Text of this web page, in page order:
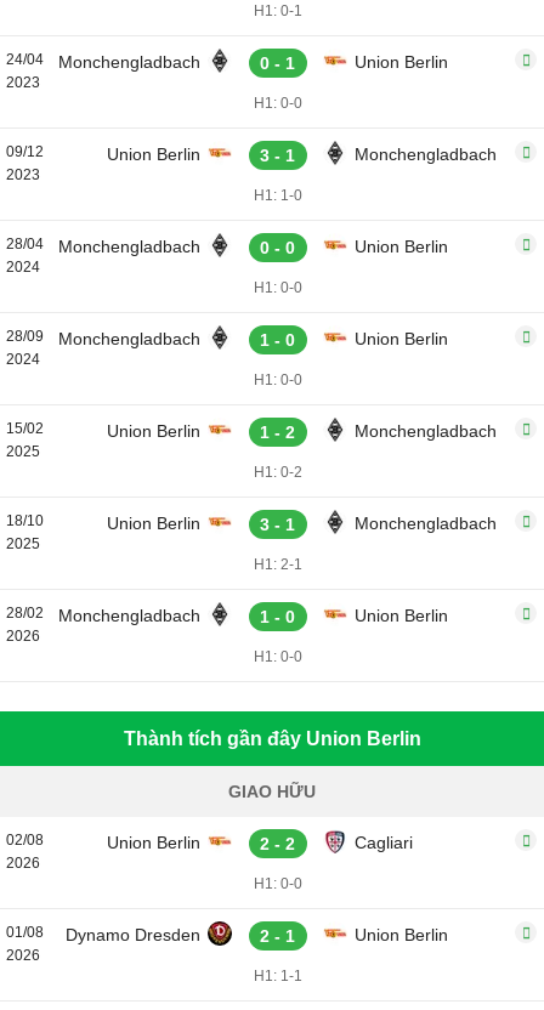
H1: 0-1
24/04
2023
Monchengladbach 0 - 1 Union Berlin
H1: 0-0
09/12
2023
Union Berlin 3 - 1 Monchengladbach
H1: 1-0
28/04
2024
Monchengladbach 0 - 0 Union Berlin
H1: 0-0
28/09
2024
Monchengladbach 1 - 0 Union Berlin
H1: 0-0
15/02
2025
Union Berlin 1 - 2 Monchengladbach
H1: 0-2
18/10
2025
Union Berlin 3 - 1 Monchengladbach
H1: 2-1
28/02
2026
Monchengladbach 1 - 0 Union Berlin
H1: 0-0
Thành tích gần đây Union Berlin
GIAO HỮU
02/08
2026
Union Berlin 2 - 2 Cagliari
H1: 0-0
01/08
2026
Dynamo Dresden 2 - 1 Union Berlin
H1: 1-1